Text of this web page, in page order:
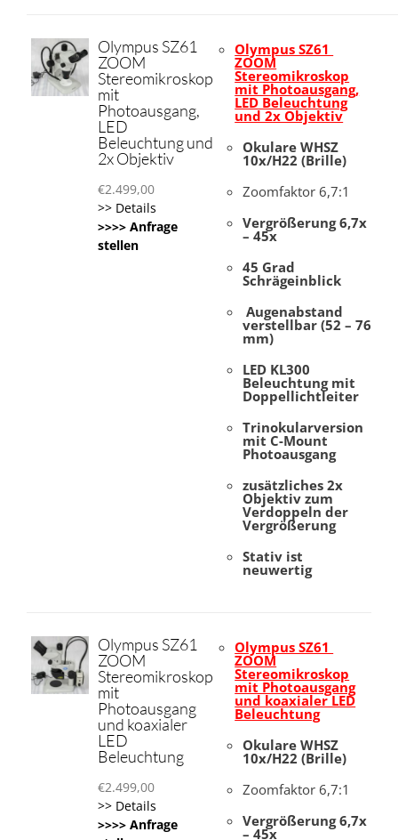
Olympus SZ61
ZOOM
Stereomikroskop
mit
Photoausgang,
LED
Beleuchtung und
2x Objektiv
€2.499,00
>> Details
>>>> Anfrage
stellen
Olympus SZ61
ZOOM
Stereomikroskop
mit Photoausgang,
LED Beleuchtung
und 2x Objektiv
Okulare WHSZ
10x/H22 (Brille)
Zoomfaktor 6,7:1
Vergrößerung 6,7x
– 45x
45 Grad
Schrägeinblick
Augenabstand
verstellbar (52 – 76
mm)
LED KL300
Beleuchtung mit
Doppellichtleiter
Trinokularversion
mit C-Mount
Photoausgang
zusätzliches 2x
Objektiv zum
Verdoppeln der
Vergrößerung
Stativ ist
neuwertig
Olympus SZ61
ZOOM
Stereomikroskop
mit
Photoausgang
und koaxialer
LED
Beleuchtung
€2.499,00
>> Details
>>>> Anfrage
Olympus SZ61
ZOOM
Stereomikroskop
mit Photoausgang
und koaxialer LED
Beleuchtung
Okulare WHSZ
10x/H22 (Brille)
Zoomfaktor 6,7:1
Vergrößerung 6,7x
– 45x